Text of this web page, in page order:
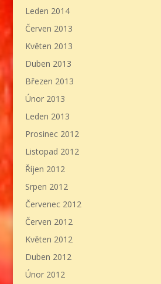
Leden 2014
Červen 2013
Květen 2013
Duben 2013
Březen 2013
Únor 2013
Leden 2013
Prosinec 2012
Listopad 2012
Říjen 2012
Srpen 2012
Červenec 2012
Červen 2012
Květen 2012
Duben 2012
Únor 2012